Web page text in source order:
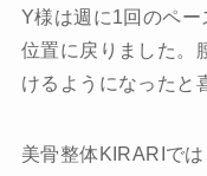
Y様は週に1回のペ
位置に戻りました。
けるようになったと
美骨整体KIRARIで